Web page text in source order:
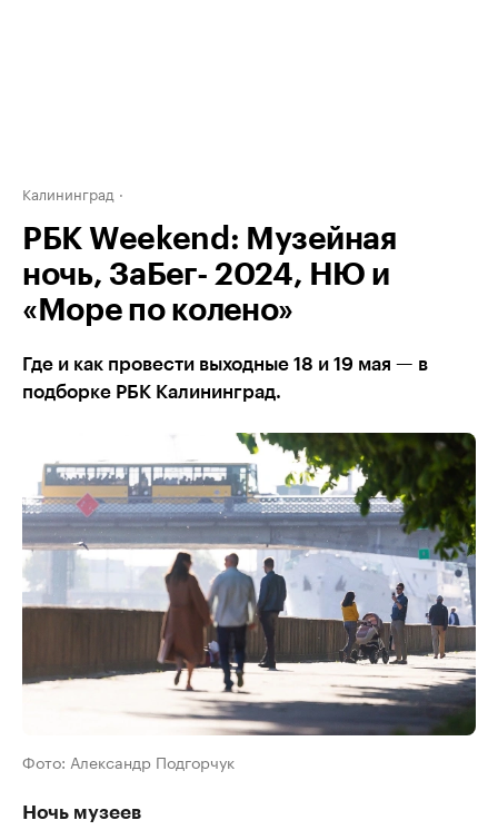
Калининград
РБК Weekend: Музейная
ночь, ЗаБег- 2024, НЮ и
«Море по колено»
Где и как провести выходные 18 и 19 мая — в
подборке РБК Калининград.
Фото: Александр Подгорчук
Ночь музеев